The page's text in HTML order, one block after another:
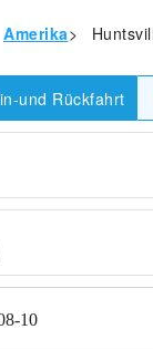
Amerika>
und Rückfahrt
10